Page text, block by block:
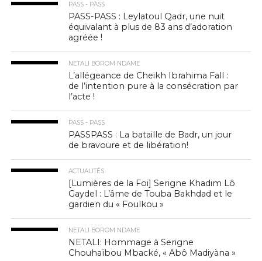
PASS - PASS
PASS-PASS : Leylatoul Qadr, une nuit
équivalant à plus de 83 ans d’adoration
agréée !
NETALI BOROM NDAME
L’allégeance de Cheikh Ibrahima Fall :
de l’intention pure à la consécration par
l’acte !
PASS - PASS
PASSPASS : La bataille de Badr, un jour
de bravoure et de libération!
ACTUALITÉS
[Lumières de la Foi] Serigne Khadim Lô
Gaydel : L’âme de Touba Bakhdad et le
gardien du « Foulkou »
NETALI BOROM NDAME
NETALI: Hommage à Serigne
Chouhaïbou Mbacké, « Abô Madiyàna »